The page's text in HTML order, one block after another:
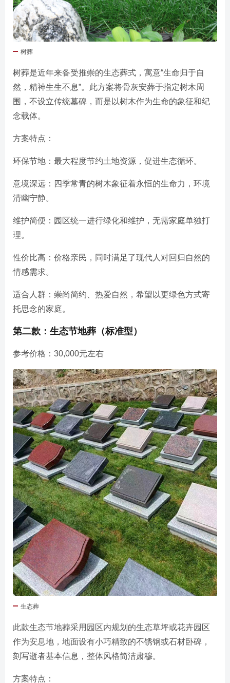
树葬
树葬是近年来备受推崇的生态葬式，寓意“生命归于自
然，精神生生不息”。此方案将骨灰安葬于指定树木周
围，不设立传统墓碑，而是以树木作为生命的象征和纪
念载体。
方案特点：
环保节地：最大程度节约土地资源，促进生态循环。
意境深远：四季常青的树木象征着永恒的生命力，环境
清幽宁静。
维护简便：园区统一进行绿化和维护，无需家庭单独打
理。
性价比高：价格亲民，同时满足了现代人对回归自然的
情感需求。
适合人群：崇尚简约、热爱自然，希望以更绿色方式寄
托思念的家庭。
第二款：生态节地葬（标准型）
参考价格：30,000元左右
生态葬
此款生态节地葬采用园区内规划的生态草坪或花卉园区
作为安息地，地面设有小巧精致的不锈钢或石材卧碑，
刻写逝者基本信息，整体风格简洁肃穆。
方案特点：